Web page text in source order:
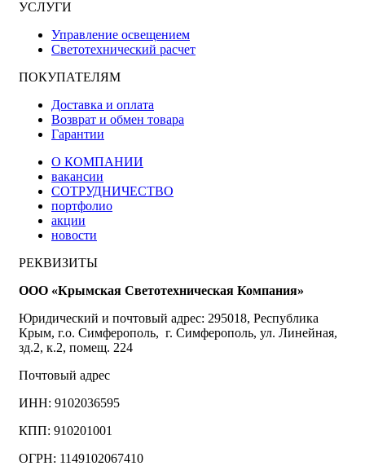
УСЛУГИ
Управление освещением
Светотехнический расчет
ПОКУПАТЕЛЯМ
Доставка и оплата
Возврат и обмен товара
Гарантии
О КОМПАНИИ
вакансии
СОТРУДНИЧЕСТВО
портфолио
акции
новости
РЕКВИЗИТЫ
ООО «Крымская Светотехническая Компания»
Юридический и почтовый адрес: 295018, Республика
Крым, г.о. Симферополь, г. Симферополь, ул. Линейная,
зд.2, к.2, помещ. 224
Почтовый адрес
ИНН: 9102036595
КПП: 910201001
ОГРН: 1149102067410